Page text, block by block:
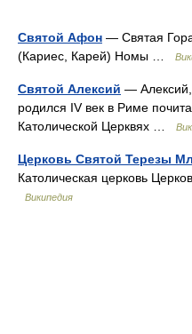
Святой Афон — Святая
(Кариес, Карей) Номы …
Святой Алексий — Алексий,
родился IV век в Риме
Католической Церквях …
Церковь Святой Терезы
Католическая церковь
Википедия